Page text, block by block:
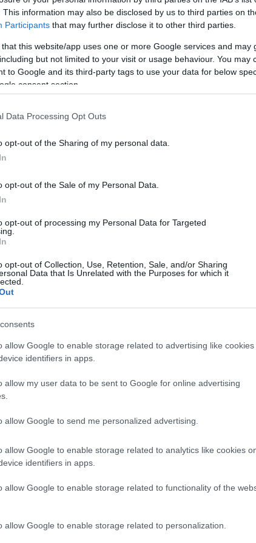
This information may also be disclosed by us to third parties on
Participants that may further disclose it to other third parties.
that this website/app uses one or more Google services and may
but not limited to your visit or usage behaviour. You may
to Google and its third-party tags to use your data for below
consent section.
Data Processing Opt Outs
opt-out of the Sharing of my personal data.
opt-out of the Sale of my Personal Data.
opt-out of processing my Personal Data for Targeted
opt-out of Collection, Use, Retention, Sale, and/or Sharing
Data that Is Unrelated with the Purposes for which it
allow Google to enable storage related to advertising like cookies
identifiers in apps.
allow my user data to be sent to Google for online advertising
allow Google to send me personalized advertising.
allow Google to enable storage related to analytics like cookies
identifiers in apps.
allow Google to enable storage related to functionality of the
allow Google to enable storage related to personalization.
azóta igyekeznek más termékekkel
már érdekes együttműködéseket az
hangszóró-specialistákkal, de nem
sem. Most egy neves kávéfőzőkkel foglalkozó
szerkezetet.
alakult cégnek, hiszen már a 20-as évektől
Tudják tehát, hogy a múlt előtt
ikonikus sportkocsiról, nevezetesen a Porsche
azt a gépet, amit most megalkottak, hogy
garázsban is. Maga a szerkezet dizájn
szürkében (ami a Porsche múzeumban
kivitelre vágyók megkaphatják a legendás
még, hogy a gép kezelőszervei és
használtakkal, illetve a forgókarok eloxált
le a La Marzocco Linea Micra gép
nagyjából kétmillió forintra tehető.